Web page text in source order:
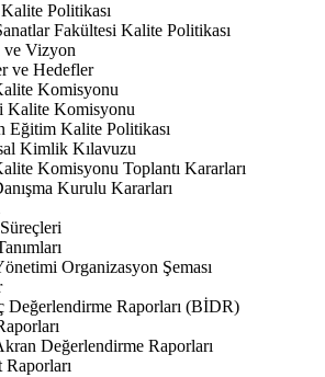
Politikası
Fakültesi Kalite Politikası
Vizyon
ve Hedefler
Komisyonu
Kalite Komisyonu
Eğitim Kalite Politikası
Kimlik Kılavuzu
Komisyonu Toplantı Kararları
Kurulu Kararları
Organizasyon Şeması
Değerlendirme Raporları (BİDR)
Değerlendirme Raporları
Raporları